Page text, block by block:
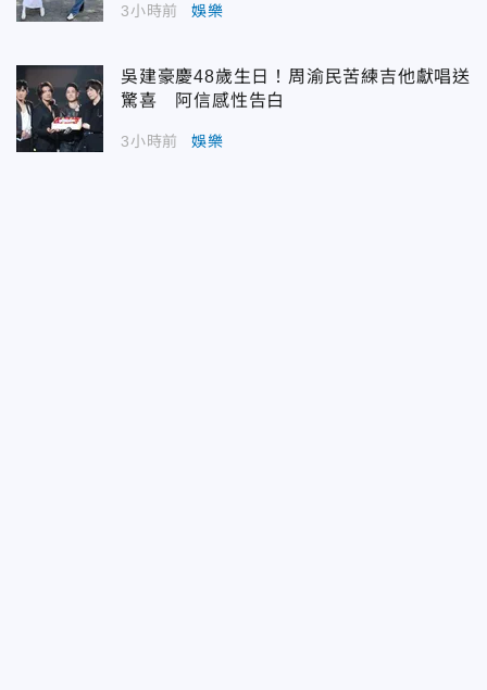
3小時前 娛樂
吳建豪慶48歲生日！周渝民苦練吉他獻唱送
驚喜 阿信感性告白
3小時前 娛樂